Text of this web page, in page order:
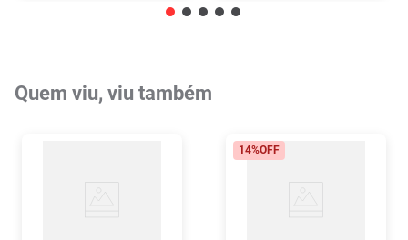
Quem viu, viu também
14%OFF